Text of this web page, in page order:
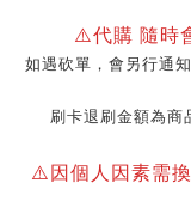
⚠️代購 隨時
如遇砍單，會另行通
刷卡退刷金額為商
⚠️因個人因素需